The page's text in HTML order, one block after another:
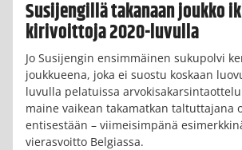
Susijengillä takanaan joukko
kirivoittoja 2020-luvulla
Jo Susijengin ensimmäinen sukupolvi
joukkueena, joka ei suostu koskaan
luvulla pelatuissa
maine vaikean takamatkan taltuttajana
entisestään – viimeisimpänä
vierasvoitto Belgiassa.